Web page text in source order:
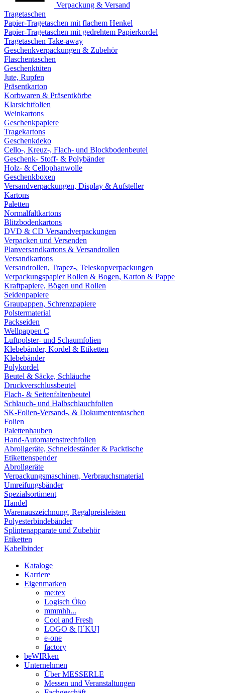
Verpackung & Versand
Tragetaschen
Papier-Tragetaschen mit flachem Henkel
Papier-Tragetaschen mit gedrehtem Papierkordel
Tragetaschen Take-away
Geschenkverpackungen & Zubehör
Flaschentaschen
Geschenktüten
Jute, Rupfen
Präsentkarton
Korbwaren & Präsentkörbe
Klarsichtfolien
Weinkartons
Geschenkpapiere
Tragekartons
Geschenkdeko
Cello-, Kreuz-, Flach- und Blockbodenbeutel
Geschenk- Stoff- & Polybänder
Holz- & Cellophanwolle
Geschenkboxen
Versandverpackungen, Display & Aufsteller
Kartons
Paletten
Normalfaltkartons
Blitzbodenkartons
DVD & CD Versandverpackungen
Verpacken und Versenden
Planversandkartons & Versandrollen
Versandkartons
Versandrollen, Trapez-, Teleskopverpackungen
Verpackungspapier Rollen & Bogen, Karton & Pappe
Kraftpapiere, Bögen und Rollen
Seidenpapiere
Graupappen, Schrenzpapiere
Polstermaterial
Packseiden
Wellpappen C
Luftpolster- und Schaumfolien
Klebebänder, Kordel & Etiketten
Klebebänder
Polykordel
Beutel & Säcke, Schläuche
Druckverschlussbeutel
Flach- & Seitenfaltenbeutel
Schlauch- und Halbschlauchfolien
SK-Folien-Versand-, & Dokumententaschen
Folien
Palettenhauben
Hand-Automatenstrechfolien
Abrollgeräte, Schneideständer & Packtische
Etikettenspender
Abrollgeräte
Verpackungsmaschinen, Verbrauchsmaterial
Umreifungsbänder
Spezialsortiment
Handel
Warenauszeichnung, Regalpreisleisten
Polyesterbindebänder
Splintenapparate und Zubehör
Etiketten
Kabelbinder
Kataloge
Karriere
Eigenmarken
me:tex
Logisch Öko
mmmhh...
Cool and Fresh
LOGO & [I´KU]
e-one
factory
beWIRken
Unternehmen
Über MESSERLE
Messen und Veranstaltungen